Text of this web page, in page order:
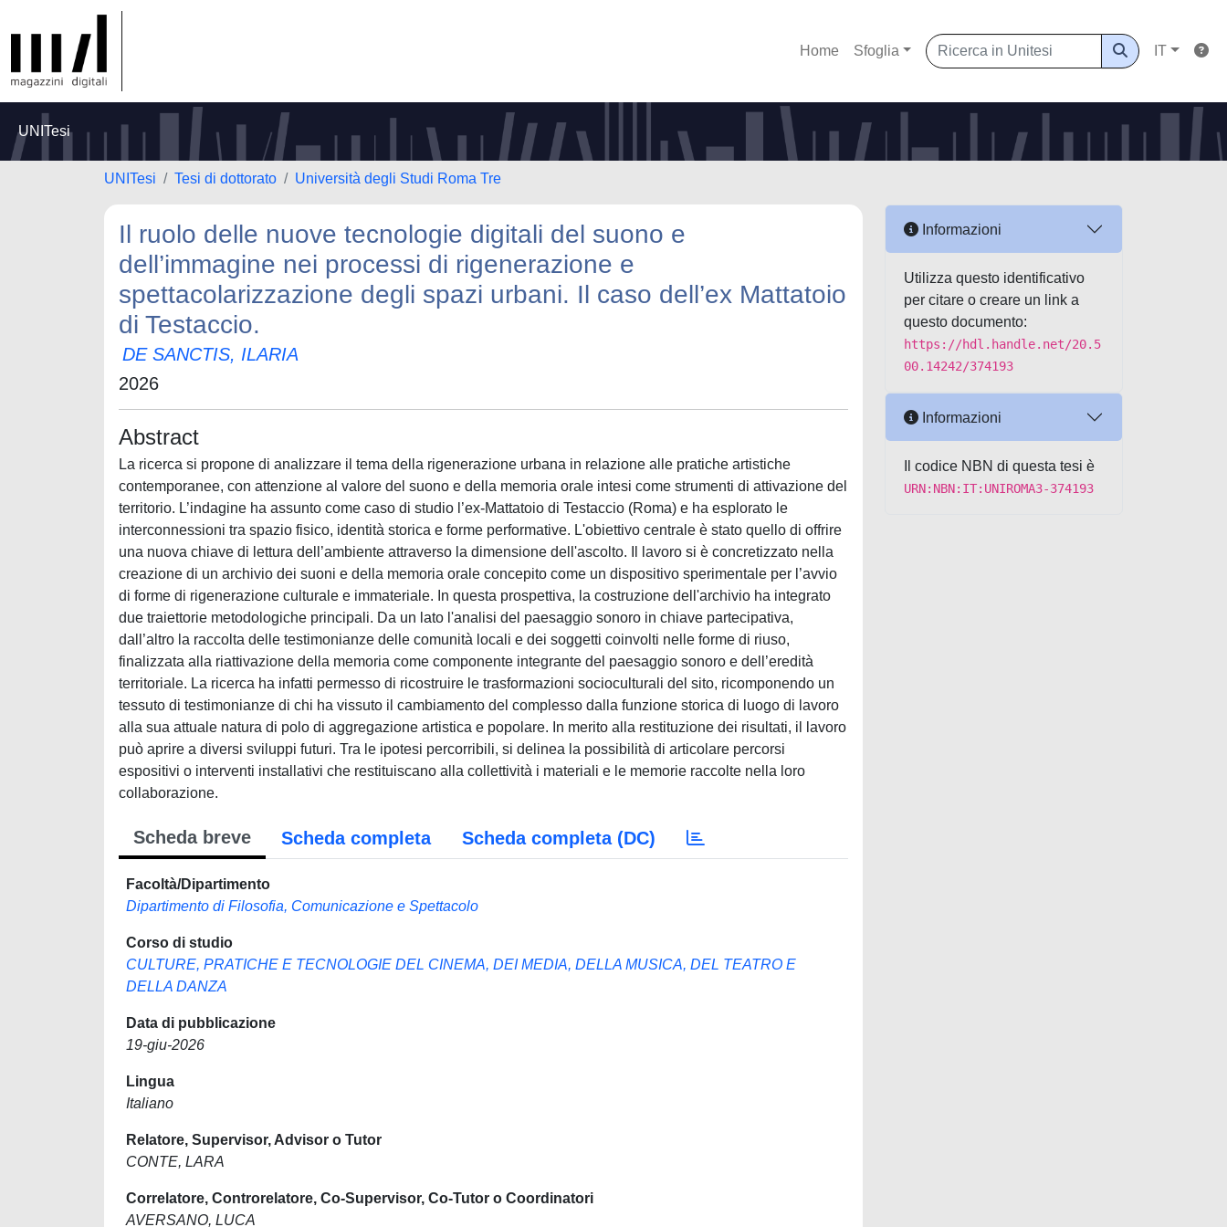
Home Sfoglia IT
UNITesi
UNITesi Tesi di dottorato Università degli Studi Roma Tre
Il ruolo delle nuove tecnologie digitali del suono e
dell’immagine nei processi di rigenerazione e
spettacolarizzazione degli spazi urbani. Il caso dell’ex Mattatoio
di Testaccio.
DE SANCTIS, ILARIA
2026
Abstract
La ricerca si propone di analizzare il tema della rigenerazione urbana in relazione alle pratiche artistiche
contemporanee, con attenzione al valore del suono e della memoria orale intesi come strumenti di attivazione del
territorio. L’indagine ha assunto come caso di studio l’ex-Mattatoio di Testaccio (Roma) e ha esplorato le
interconnessioni tra spazio fisico, identità storica e forme performative. L'obiettivo centrale è stato quello di offrire
una nuova chiave di lettura dell’ambiente attraverso la dimensione dell'ascolto. Il lavoro si è concretizzato nella
creazione di un archivio dei suoni e della memoria orale concepito come un dispositivo sperimentale per l’avvio
di forme di rigenerazione culturale e immateriale. In questa prospettiva, la costruzione dell'archivio ha integrato
due traiettorie metodologiche principali. Da un lato l'analisi del paesaggio sonoro in chiave partecipativa,
dall’altro la raccolta delle testimonianze delle comunità locali e dei soggetti coinvolti nelle forme di riuso,
finalizzata alla riattivazione della memoria come componente integrante del paesaggio sonoro e dell’eredità
territoriale. La ricerca ha infatti permesso di ricostruire le trasformazioni socioculturali del sito, ricomponendo un
tessuto di testimonianze di chi ha vissuto il cambiamento del complesso dalla funzione storica di luogo di lavoro
alla sua attuale natura di polo di aggregazione artistica e popolare. In merito alla restituzione dei risultati, il lavoro
può aprire a diversi sviluppi futuri. Tra le ipotesi percorribili, si delinea la possibilità di articolare percorsi
espositivi o interventi installativi che restituiscano alla collettività i materiali e le memorie raccolte nella loro
collaborazione.
Scheda breve Scheda completa Scheda completa (DC)
Facoltà/Dipartimento
Dipartimento di Filosofia, Comunicazione e Spettacolo
Corso di studio
CULTURE, PRATICHE E TECNOLOGIE DEL CINEMA, DEI MEDIA, DELLA MUSICA, DEL TEATRO E
DELLA DANZA
Data di pubblicazione
19-giu-2026
Lingua
Italiano
Relatore, Supervisor, Advisor o Tutor
CONTE, LARA
Correlatore, Controrelatore, Co-Supervisor, Co-Tutor o Coordinatori
AVERSANO, LUCA
Informazioni
Utilizza questo identificativo
per citare o creare un link a
questo documento:
https://hdl.handle.net/20.5
00.14242/374193
Informazioni
Il codice NBN di questa tesi è
URN:NBN:IT:UNIROMA3-374193